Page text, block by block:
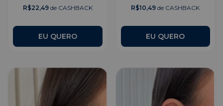
R$22,49de CASHBACK
R$10,49 de CASHBACK